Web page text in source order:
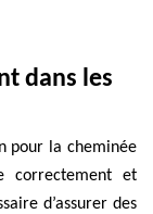
dans les
pour la cheminée
correctement et
d’assurer des